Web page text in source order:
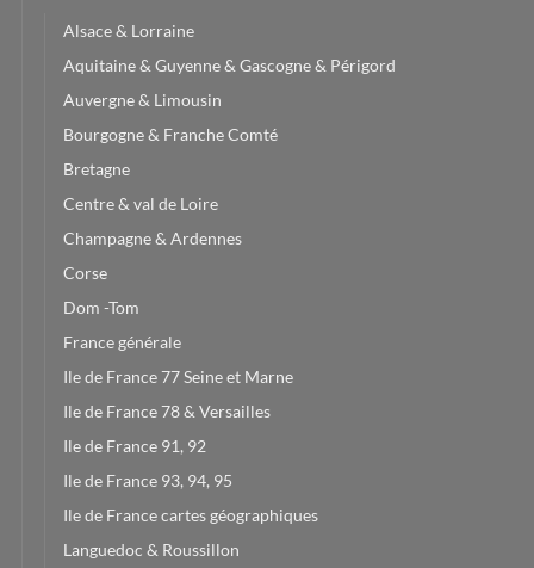
Alsace & Lorraine
Aquitaine & Guyenne & Gascogne & Périgord
Auvergne & Limousin
Bourgogne & Franche Comté
Bretagne
Centre & val de Loire
Champagne & Ardennes
Corse
Dom -Tom
France générale
Ile de France 77 Seine et Marne
Ile de France 78 & Versailles
Ile de France 91, 92
Ile de France 93, 94, 95
Ile de France cartes géographiques
Languedoc & Roussillon